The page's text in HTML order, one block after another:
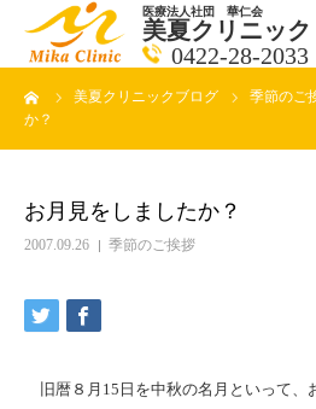
医療法人社団 華仁会
美夏クリニック
0422-28-2033
美夏クリニックブログ 季節のご
か？
お月見をしましたか？
2007.09.26 季節のご挨拶
旧暦８月15日を中秋の名月といって、
医師紹介
クリニックの紹介
アクセス
メールで相談